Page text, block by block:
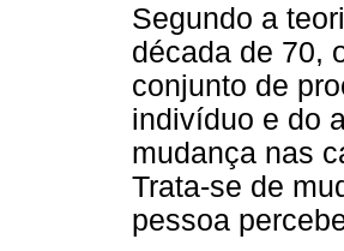
Segundo a
década de 70,
conjunto de
indivíduo e do
mudança nas
Trata-se de
pessoa